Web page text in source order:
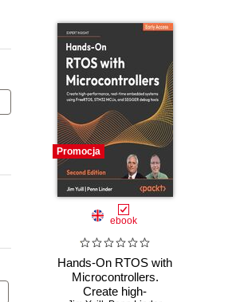
Promocja
ebook
Hands-On RTOS with
Microcontrollers.
Create high-